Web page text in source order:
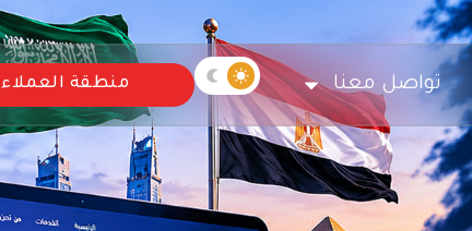
تواصل معنا منطقة العملاء